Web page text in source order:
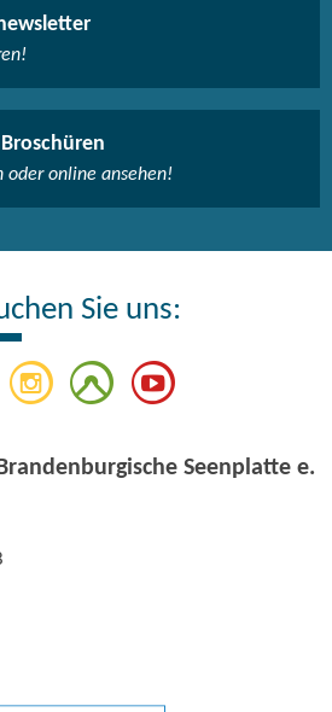
oder online ansehen!
Sie uns:
Seenplatte e.